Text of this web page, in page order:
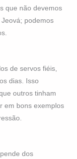
que não devemos
podemos
de servos fiéis,
dias. Isso
outros tinham
em bons exemplos
dos